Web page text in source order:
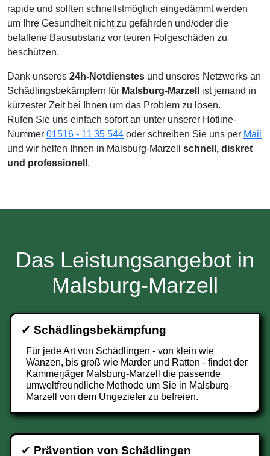
rapide und sollten schnellstmöglich eingedämmt werden
um Ihre Gesundheit nicht zu gefährden und/oder die
befallene Bausubstanz vor teuren Folgeschäden zu
beschützen.
Dank unseres 24h-Notdienstes und unseres Netzwerks an
Schädlingsbekämpfern für Malsburg-Marzell
ist jemand in
kürzester Zeit bei Ihnen um das Problem zu lösen.
Rufen Sie uns einfach sofort an unter unserer Hotline-
Nummer 01516 - 11 35 544 oder schreiben Sie uns per Mail
und wir helfen Ihnen in Malsburg-Marzell schnell, diskret
und professionell .
Das Leistungsangebot in
Malsburg-Marzell
✔ Schädlingsbekämpfung
Für jede Art von Schädlingen - von klein wie
Wanzen, bis groß wie Marder und Ratten - findet der
Kammerjäger Malsburg-Marzell die passende
umweltfreundliche Methode um Sie in Malsburg-
Marzell von dem Ungeziefer zu befreien.
✔ Prävention von Schädlingen